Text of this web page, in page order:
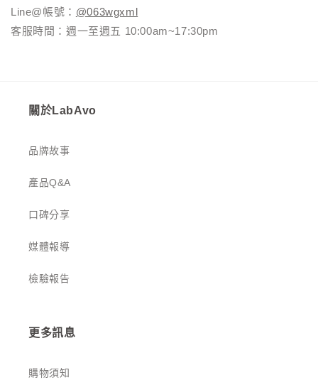
Line@帳號： @063wgxml
客服時間：週一至週五 10:00am~17:30pm
關於LabAvo
品牌故事
產品Q&A
口碑分享
媒體報導
檢驗報告
更多訊息
購物須知